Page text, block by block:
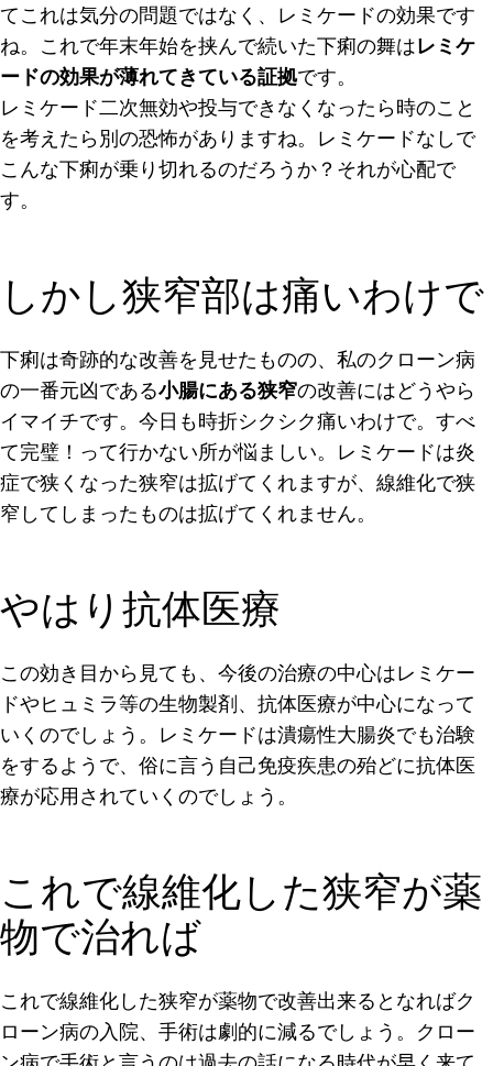
てこれは気分の問題ではなく、レミケードの効果です
ね。これで年末年始を挟んで続いた下痢の舞はレミケ
ードの効果が薄れてきている証拠です。
レミケード二次無効や投与できなくなったら時のこと
を考えたら別の恐怖がありますね。レミケードなしで
こんな下痢が乗り切れるのだろうか？それが心配で
す。
しかし狭窄部は痛いわけで
下痢は奇跡的な改善を見せたものの、私のクローン病
の一番元凶である小腸にある狭窄の改善にはどうやら
イマイチです。今日も時折シクシク痛いわけで。すべ
て完璧！って行かない所が悩ましい。レミケードは炎
症で狭くなった狭窄は拡げてくれますが、線維化で狭
窄してしまったものは拡げてくれません。
やはり抗体医療
この効き目から見ても、今後の治療の中心はレミケー
ドやヒュミラ等の生物製剤、抗体医療が中心になって
いくのでしょう。レミケードは潰瘍性大腸炎でも治験
をするようで、俗に言う自己免疫疾患の殆どに抗体医
療が応用されていくのでしょう。
これで線維化した狭窄が薬
物で治れば
これで線維化した狭窄が薬物で改善出来るとなればク
ローン病の入院、手術は劇的に減るでしょう。クロー